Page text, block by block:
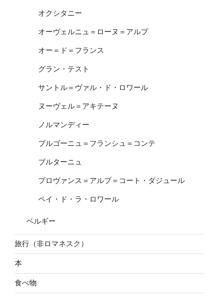
オクシタニー
オーヴェルニュ＝ローヌ＝アルプ
オー＝ド＝フランス
グラン・テスト
サントル＝ヴァル・ド・ロワール
ヌーヴェル＝アキテーヌ
ノルマンディー
ブルゴーニュ＝フランシュ＝コンテ
ブルターニュ
プロヴァンス＝アルプ＝コート・ダジュール
ペイ・ド・ラ・ロワール
ベルギー
旅行（非ロマネスク）
本
食べ物